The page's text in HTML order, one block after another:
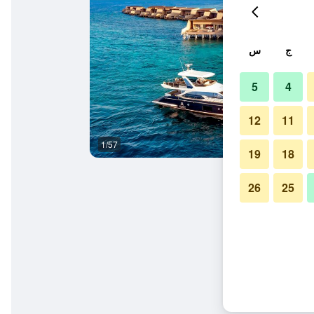
1/57
ريزورت
ج س
4
5
11
12
18
19
25
26